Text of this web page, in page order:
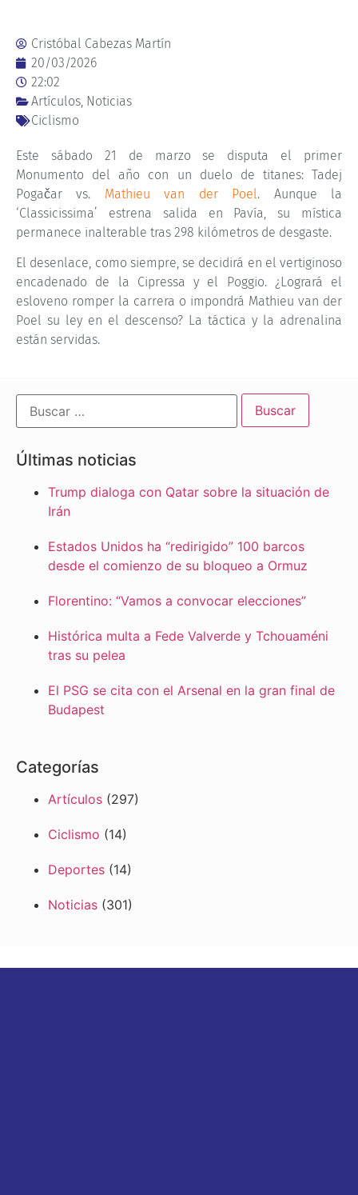
Cristóbal Cabezas Martín
20/03/2026
22:02
Artículos, Noticias
Ciclismo
Este sábado 21 de marzo se disputa el primer
Monumento del año con un duelo de titanes: Tadej
Pogačar vs. Mathieu van der Poel. Aunque la
‘Classicissima’ estrena salida en Pavía, su mística
permanece inalterable tras 298 kilómetros de desgaste.
El desenlace, como siempre, se decidirá en el vertiginoso
encadenado de la Cipressa y el Poggio. ¿Logrará el
esloveno romper la carrera o impondrá Mathieu van der
Poel su ley en el descenso? La táctica y la adrenalina
están servidas.
Últimas noticias
Trump dialoga con Qatar sobre la situación de
Irán
Estados Unidos ha “redirigido” 100 barcos
desde el comienzo de su bloqueo a Ormuz
Florentino: “Vamos a convocar elecciones”
Histórica multa a Fede Valverde y Tchouaméni
tras su pelea
El PSG se cita con el Arsenal en la gran final de
Budapest
Categorías
Artículos (297)
Ciclismo (14)
Deportes (14)
Noticias (301)